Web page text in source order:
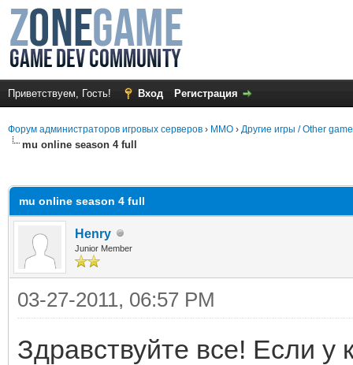
Приветствуем, Гость! Вход Регистрация
Форум администраторов игровых серверов › MMO › Другие игры / Other
mu online season 4 full
mu online season 4 full
Henry
Junior Member
03-27-2011, 06:57 PM
Здравствуйте все! Если у